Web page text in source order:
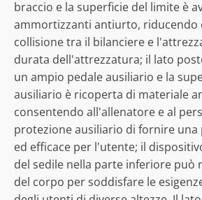
braccio e la superficie del limite è
ammortizzanti antiurto, riducendo
collisione tra il bilanciere e
durata dell'attrezzatura; il lato
un ampio pedale ausiliario e la
ausiliario è ricoperta di materiale
consentendo all'allenatore e al
protezione ausiliario di fornire una
ed efficace per l'utente; il
del sedile nella parte inferiore può
del corpo per soddisfare le